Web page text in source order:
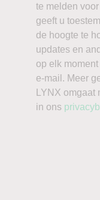
te melden
geeft u
de hoogte te
updates en
op elk
e-mail. Meer
LYNX
in ons